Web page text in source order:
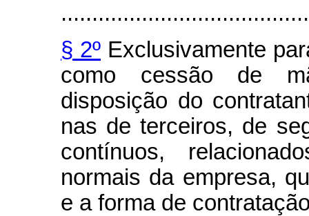
§ 2º Exclusivamente
como cessão de
disposição do
nas de terceiros, de
contínuos,
normais da empresa,
e a forma de